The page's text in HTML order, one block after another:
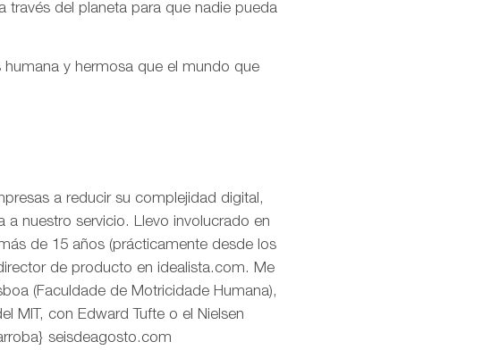
través del planeta para que nadie pueda
y hermosa que el mundo que
a reducir su complejidad digital,
nuestro servicio. Llevo involucrado en
de 15 años (prácticamente desde los
de producto en idealista.com. Me
(Faculdade de Motricidade Humana),
MIT, con Edward Tufte o el Nielsen
seisdeagosto.com